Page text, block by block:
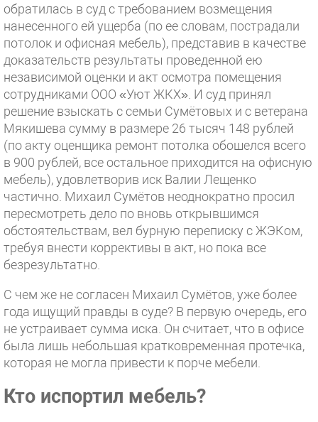
обратилась в суд с требованием возмещения
нанесенного ей ущерба (по ее словам, пострадали
потолок и офисная мебель), представив в качестве
доказательств результаты проведенной ею
независимой оценки и акт осмотра помещения
сотрудниками ООО «Уют ЖКХ». И суд принял
решение взыскать с семьи Сумётовых и с ветерана
Мякишева сумму в размере 26 тысяч 148 рублей
(по акту оценщика ремонт потолка обошелся всего
в 900 рублей, все остальное приходится на офисную
мебель), удовлетворив иск Валии Лещенко
частично. Михаил Сумётов неоднократно просил
пересмотреть дело по вновь открывшимся
обстоятельствам, вел бурную переписку с ЖЭКом,
требуя внести коррективы в акт, но пока все
безрезультатно.
С чем же не согласен Михаил Сумётов, уже более
года ищущий правды в суде? В первую очередь, его
не устраивает сумма иска. Он считает, что в офисе
была лишь небольшая кратковременная протечка,
которая не могла привести к порче мебели.
Кто испортил мебель?